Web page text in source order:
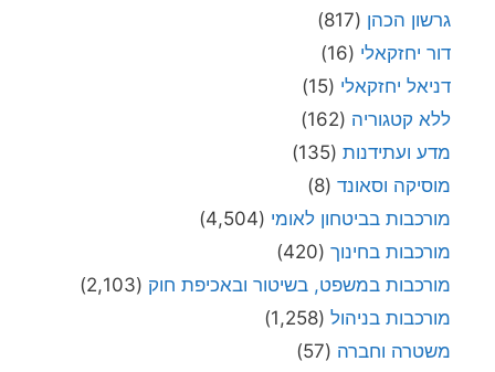
גרשון הכהן (817)
דור יחזקאלי (16)
דניאל יחזקאלי (15)
ללא קטגוריה (162)
מדע ועתידנות (135)
מוסיקה וסאונד (8)
מורכבות בביטחון לאומי (4,504)
מורכבות בחינוך (420)
מורכבות במשפט, בשיטור ובאכיפת חוק (2,103)
מורכבות בניהול (1,258)
משטרה וחברה (57)